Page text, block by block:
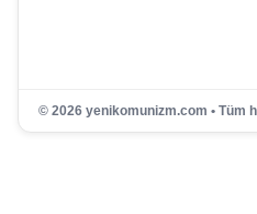
© 2026 yenikomunizm.com • Tüm